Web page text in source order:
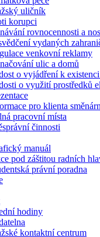
uličník
korupci
rovnocennosti a
vydaných
venkovní reklamy
ulic a domů
o vyjádření k
o využití prostředků
pro klienta
pracovní místa
činnosti
manuál
pod záštitou radních
právní poradna
hodiny
kontaktní centrum